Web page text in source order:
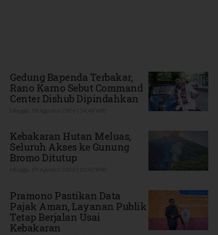
Gedung Bapenda Terbakar,
Rano Karno Sebut Command
Center Dishub Dipindahkan
Kebakaran Hutan Meluas,
Seluruh Akses ke Gunung
Bromo Ditutup
Pramono Pastikan Data
Pajak Aman, Layanan Publik
Tetap Berjalan Usai
Kebakaran